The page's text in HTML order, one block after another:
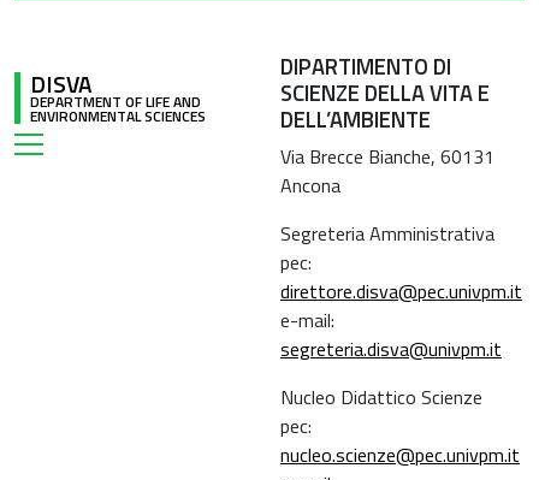
DISVA
DEPARTMENT OF LIFE AND
ENVIRONMENTAL SCIENCES
DIPARTIMENTO DI
SCIENZE DELLA VITA E
DELL’AMBIENTE
Via Brecce Bianche, 60131
Ancona
Segreteria Amministrativa
pec:
direttore.disva@pec.univpm.it
e-mail:
segreteria.disva@univpm.it
Nucleo Didattico Scienze
pec:
nucleo.scienze@pec.univpm.it